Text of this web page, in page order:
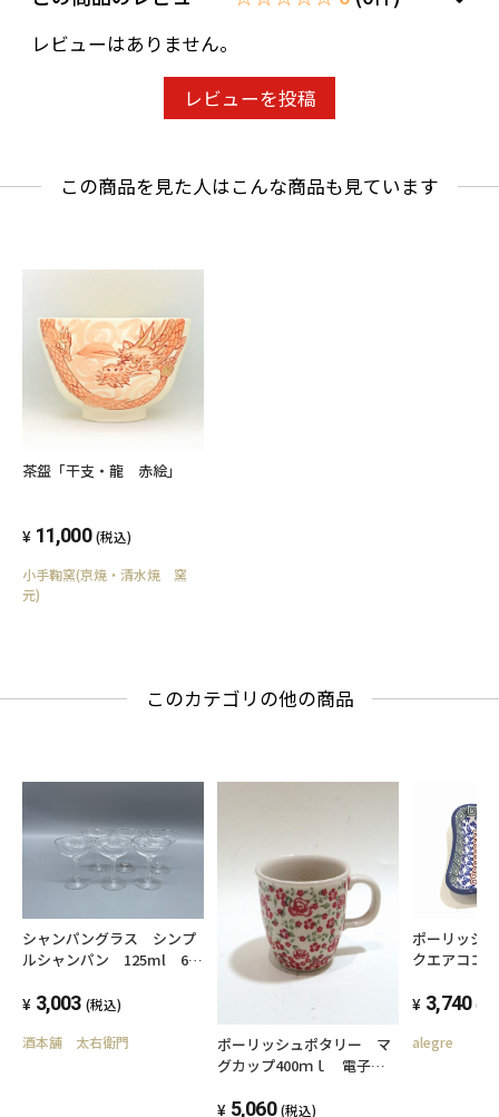
レビューはありません。
レビューを投稿
この商品を見た人はこんな商品も見ています
茶盌「干支・龍 赤絵」
11,000 (税込)
小手鞠窯(京焼・清水焼 窯
元)
このカテゴリの他の商品
シャンパングラス シンプ
ルシャンパン 125ml 6脚
3,003 (税込)
酒本舗 太右衛門
ポーリッシュポタリー マ
グカップ400ｍｌ 電子レ
5,060 (税込)
ポーリッシ
クエアココ
器対応
3,740 (税
alegre